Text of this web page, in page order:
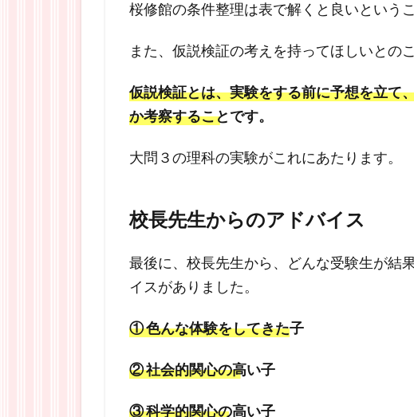
桜修館の条件整理は表で解くと良いという
また、仮説検証の考えを持ってほしいとの
仮説検証とは、実験をする前に予想を立て
か考察することです。
大問３の理科の実験がこれにあたります。
校長先生からのアドバイス
最後に、校長先生から、どんな受験生が結
イスがありました。
① 色んな体験をしてきた子
② 社会的関心の高い子
③ 科学的関心の高い子